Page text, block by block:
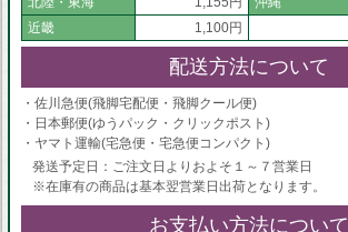
近畿
1,100円
配送方法について
・佐川急便(飛脚宅配便・飛脚クール便)
・日本郵便(ゆうパック・クリックポスト)
・ヤマト運輸(宅急便・宅急便コンパクト)
発送予定日：ご注文日よりおよそ１～７営業日
※在庫有の商品は基本翌営業日出荷となります。
お支払い方法について